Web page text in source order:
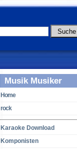
Musik Musiker
Home
rock
Karaoke Download
Komponisten